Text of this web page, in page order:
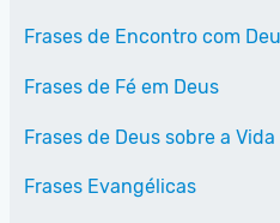
Frases de Encontro com
Frases de Fé em Deus
Frases de Deus sobre a Vida
Frases Evangélicas